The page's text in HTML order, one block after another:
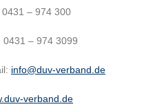
0431 – 974 300
0431 – 974 3099
info@duv-verband.de
verband.de